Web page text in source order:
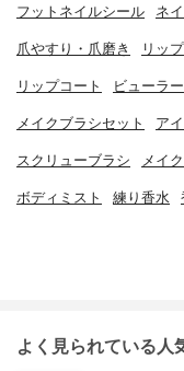
フットネイルシール ネ
爪やすり・爪磨き リップ
リップコート ビューラー
メイクブラシセット ア
スクリューブラシ メイ
ボディミスト 練り香水
よく見られている人